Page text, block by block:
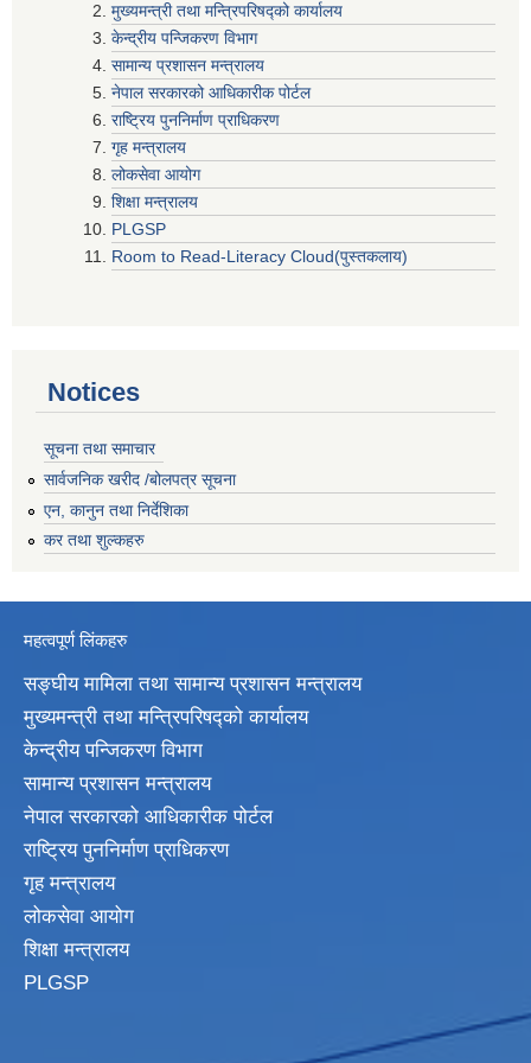
मुख्यमन्त्री तथा मन्त्रिपरिषद्‍को कार्यालय
केन्द्रीय पन्जिकरण विभाग
सामान्य प्रशासन मन्त्रालय
नेपाल सरकारको आधिकारीक पोर्टल
राष्ट्रिय पुननिर्माण प्राधिकरण
गृह मन्त्रालय
लोकसेवा आयोग
शिक्षा मन्त्रालय
PLGSP
Room to Read-Literacy Cloud(पुस्तकलाय)
Notices
सूचना तथा समाचार
सार्वजनिक खरीद /बोलपत्र सूचना
एन, कानुन तथा निर्देशिका
कर तथा शुल्कहरु
महत्वपूर्ण लिंकहरु
सङ्घीय मामिला तथा सामान्य प्रशासन मन्त्रालय
मुख्यमन्त्री तथा मन्त्रिपरिषद्‍को कार्यालय
केन्द्रीय पन्जिकरण विभाग
सामान्य प्रशासन मन्त्रालय
नेपाल सरकारको आधिकारीक पोर्टल
राष्ट्रिय पुननिर्माण प्राधिकरण
गृह मन्त्रालय
लोकसेवा आयोग
शिक्षा मन्त्रालय
PLGSP